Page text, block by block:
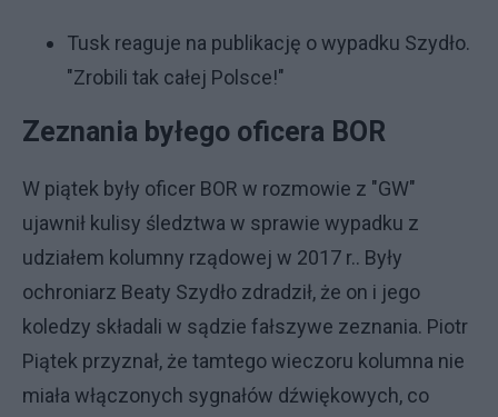
Tusk reaguje na publikację o wypadku Szydło.
"Zrobili tak całej Polsce!"
Zeznania byłego oficera BOR
W piątek były oficer BOR w rozmowie z "GW"
ujawnił kulisy śledztwa w sprawie wypadku z
udziałem kolumny rządowej w 2017 r.. Były
ochroniarz Beaty Szydło zdradził, że on i jego
koledzy składali w sądzie fałszywe zeznania. Piotr
Piątek przyznał, że tamtego wieczoru kolumna nie
miała włączonych sygnałów dźwiękowych, co